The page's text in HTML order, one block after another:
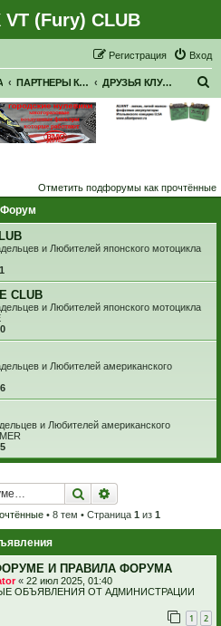
VT (Fury) CLUB
Вход
Регистрация
ПАРТНЕРЫ КЛУБА ДРУЗЬЯ КЛУБА
Отметить подфорумы как прочтённые
Форум
и Любителей японского мотоцикла
CLUB
и Любителей японского мотоцикла
и Любителей американского
и Любителей американского
Поиск
• 8 тем • Страница 1 из 1
И ПРАВИЛА ФОРУМА
« 22 июл 2025, 01:40
ОБЪЯВЛЕНИЯ ОТ АДМИНИСТРАЦИИ
1 2